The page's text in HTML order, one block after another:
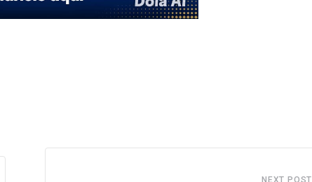
NEXT POST